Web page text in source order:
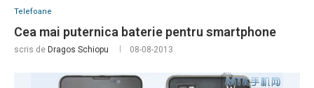
Telefoane
Cea mai puternica baterie pentru smartphone
scris de Dragos Schiopu 08-08-2013